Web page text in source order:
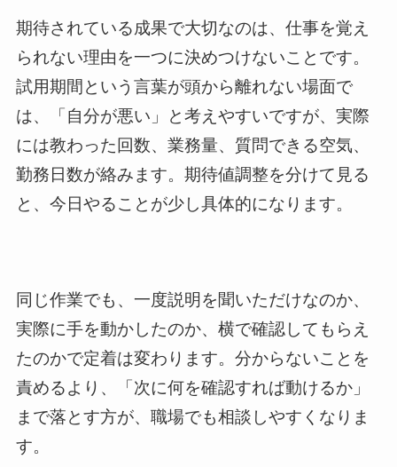
期待されている成果で大切なのは、仕事を覚え
られない理由を一つに決めつけないことです。
試用期間という言葉が頭から離れない場面で
は、「自分が悪い」と考えやすいですが、実際
には教わった回数、業務量、質問できる空気、
勤務日数が絡みます。期待値調整を分けて見る
と、今日やることが少し具体的になります。
同じ作業でも、一度説明を聞いただけなのか、
実際に手を動かしたのか、横で確認してもらえ
たのかで定着は変わります。分からないことを
責めるより、「次に何を確認すれば動けるか」
まで落とす方が、職場でも相談しやすくなりま
す。